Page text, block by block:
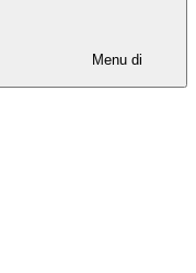
Menu di